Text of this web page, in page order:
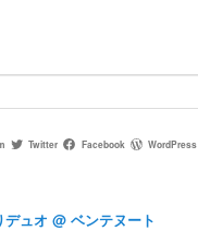
Twitter Facebook WordPress
ュオ @ ベンテヌート